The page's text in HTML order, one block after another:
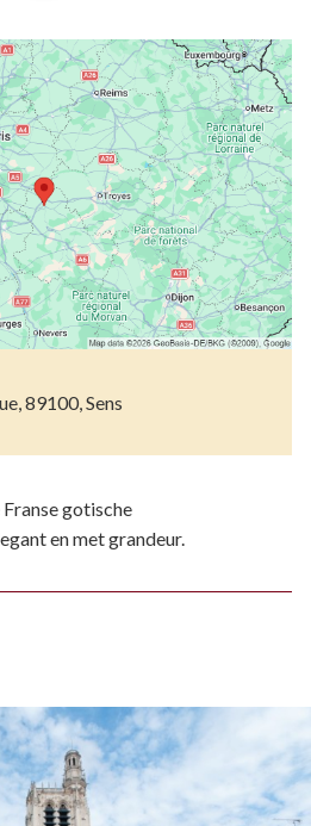
89100, Sens
gotische
en met grandeur.